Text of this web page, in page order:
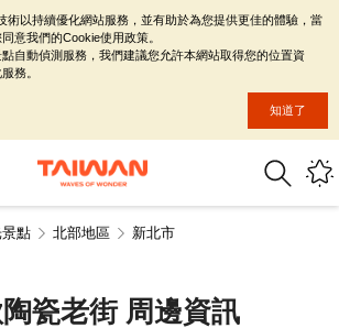
點 北部地區 新北市
瓷老街 周邊資訊
術以持續優化網站服務，並有助於為您提供更佳的體驗，當
意我們的Cookie使用政策。
自動偵測服務，我們建議您允許本網站取得您的位置資
務。
知道了